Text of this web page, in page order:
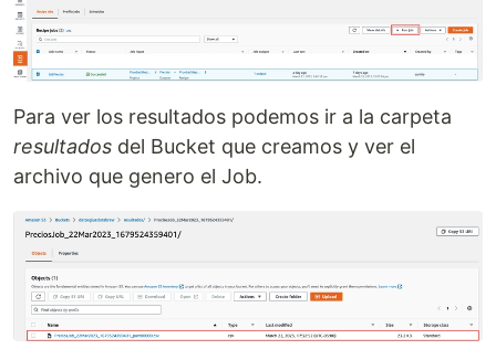
Para ver los resultados podemos ir a la carpeta
resultados del Bucket que creamos y ver el
archivo que genero el Job.